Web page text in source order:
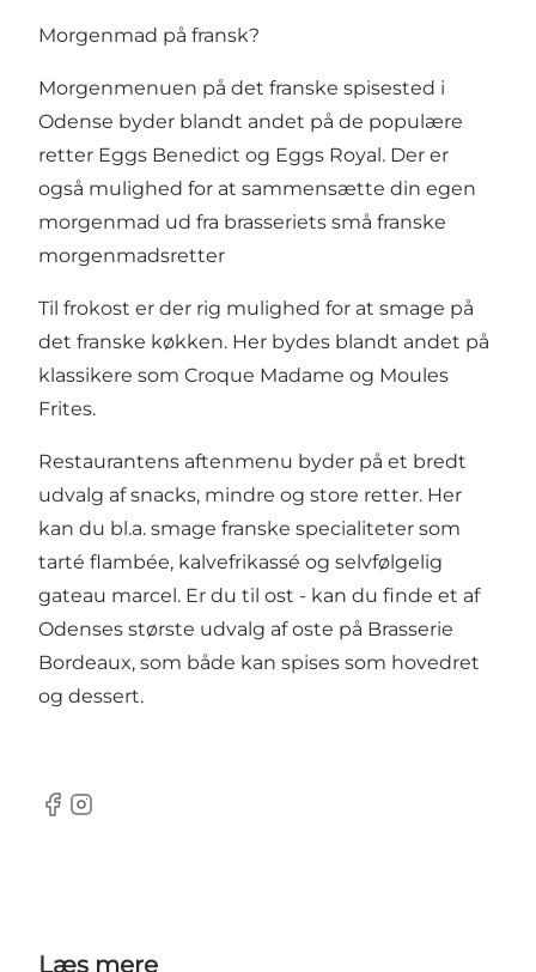
Morgenmad på fransk?
Morgenmenuen på det franske spisested i
Odense byder blandt andet på de populære
retter Eggs Benedict og Eggs Royal. Der er
også mulighed for at sammensætte din egen
morgenmad ud fra brasseriets små franske
morgenmadsretter
Til frokost er der rig mulighed for at smage på
det franske køkken. Her bydes blandt andet på
klassikere som Croque Madame og Moules
Frites.
Restaurantens aftenmenu byder på et bredt
udvalg af snacks, mindre og store retter. Her
kan du bl.a. smage franske specialiteter som
tarté flambée, kalvefrikassé og selvfølgelig
gateau marcel. Er du til ost - kan du finde et af
Odenses største udvalg af oste på Brasserie
Bordeaux, som både kan spises som hovedret
og dessert.
Facebook
Instagram
Læs mere